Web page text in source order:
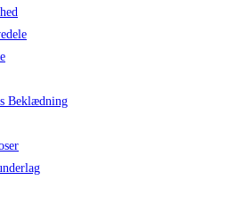
Beklædning